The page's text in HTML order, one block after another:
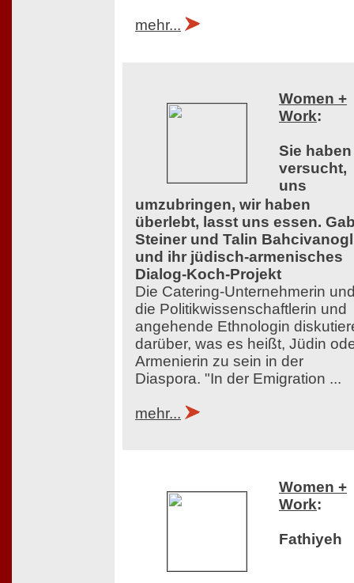
mehr...
Women +
Work:
Sie haben
versucht,
uns
umzubringen, wir haben
überlebt, lasst uns essen.
Steiner und Talin
und ihr jüdisch-armenisches
Dialog-Koch-Projekt
Die Catering-Unternehmerin
die Politikwissenschaftlerin und
angehende Ethnologin
darüber, was es heißt, Jüdin
Armenierin zu sein in der
Diaspora. "In der Emigration ...
mehr...
Women +
Work:
Fathiyeh